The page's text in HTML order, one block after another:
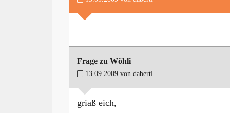
Blog
Frage zu Wöhli
13.09.2009 von dabertl
griaß eich,